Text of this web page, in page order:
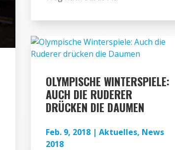
OLYMPISCHE WINTERSPIELE:
AUCH DIE RUDERER
DRÜCKEN DIE DAUMEN
Feb. 9, 2018| Aktuelles, News
2018